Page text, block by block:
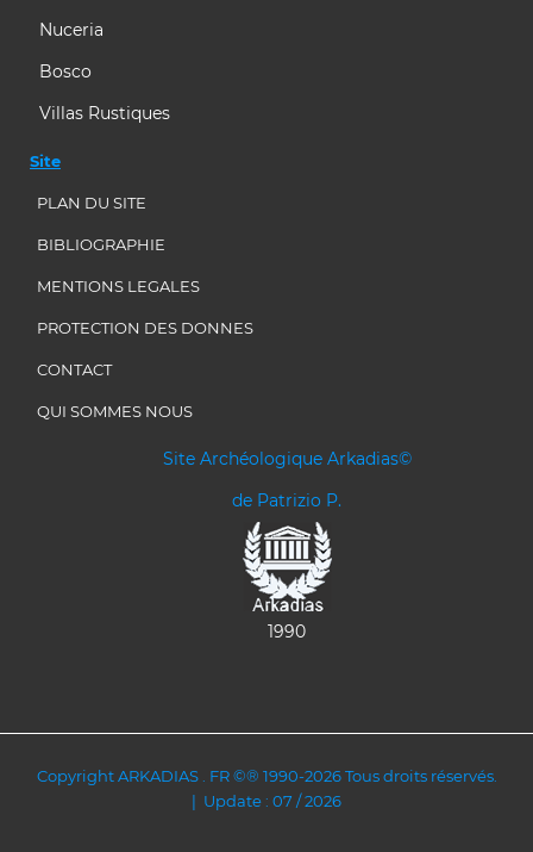
Nuceria
Bosco
Villas Rustiques
Site
PLAN DU SITE
BIBLIOGRAPHIE
MENTIONS LEGALES
PROTECTION DES DONNES
CONTACT
QUI SOMMES NOUS
Site Archéologique Arkadias©
de Patrizio P.
1990
Copyright ARKADIAS . FR ©® 1990-2026 Tous droits réservés.
| Update : 07 / 2026